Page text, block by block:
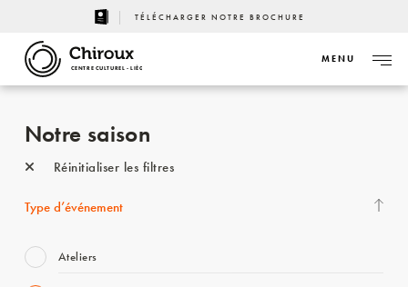
TÉLÉCHARGER NOTRE BROCHURE
CENTRE CULTUREL - LIÈGE
MENU
Notre saison
Réinitialiser les filtres
Type d’événement
Ateliers